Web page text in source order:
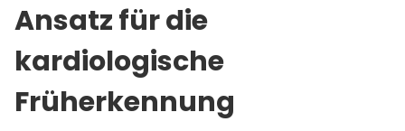
Ansatz für die
kardiologische
Früherkennung